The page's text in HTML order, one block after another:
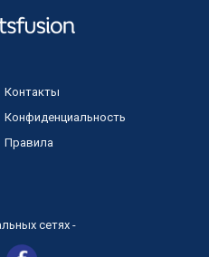
Контакты
Конфиденциальность
Правила
сетях -